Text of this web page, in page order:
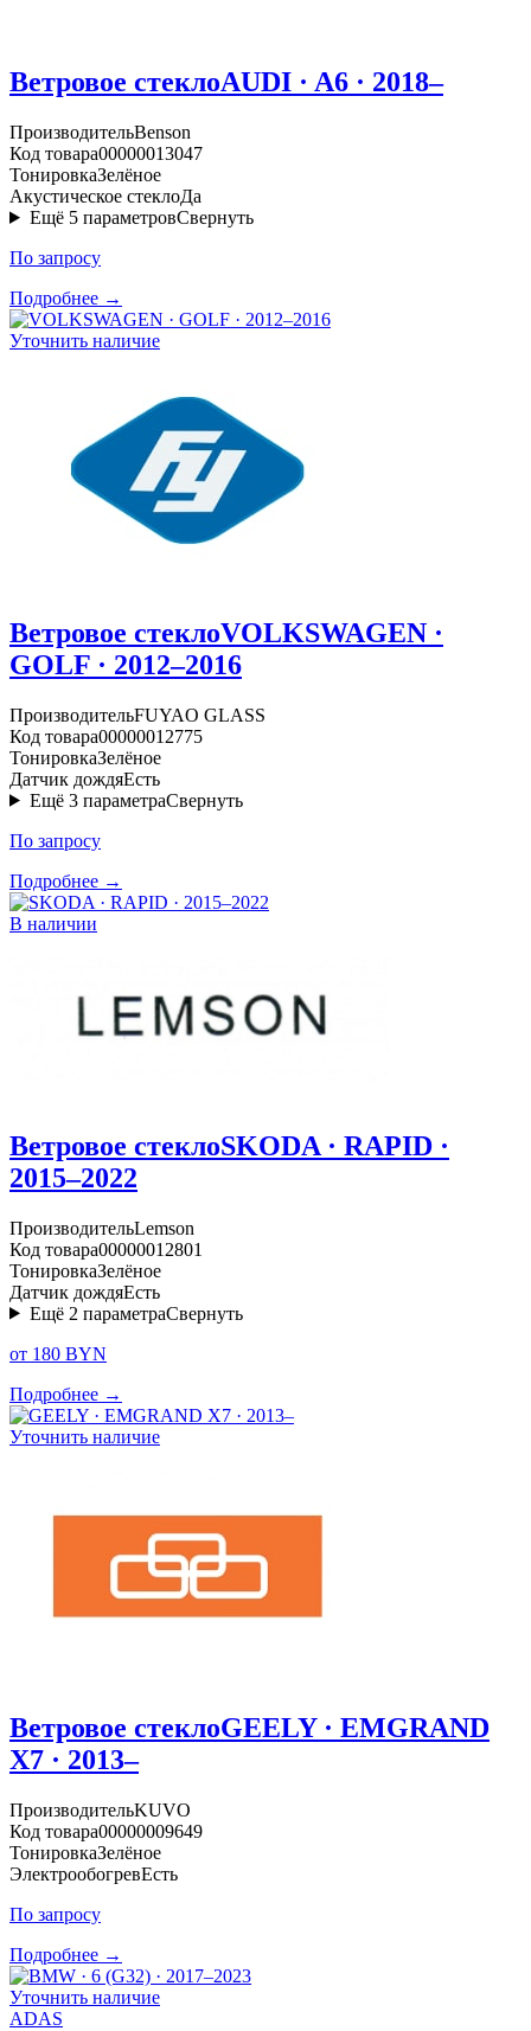
Ветровое стеклоAUDI · A6 · 2018–
ПроизводительBenson
Код товара00000013047
ТонировкаЗелёное
Акустическое стеклоДа
Ещё 5 параметровСвернуть
По запросу
Подробнее →
Уточнить наличие
Ветровое стеклоVOLKSWAGEN ·
GOLF · 2012–2016
ПроизводительFUYAO GLASS
Код товара00000012775
ТонировкаЗелёное
Датчик дождяЕсть
Ещё 3 параметраСвернуть
По запросу
Подробнее →
В наличии
Ветровое стеклоSKODA · RAPID ·
2015–2022
ПроизводительLemson
Код товара00000012801
ТонировкаЗелёное
Датчик дождяЕсть
Ещё 2 параметраСвернуть
от 180 BYN
Подробнее →
Уточнить наличие
Ветровое стеклоGEELY · EMGRAND
X7 · 2013–
ПроизводительKUVO
Код товара00000009649
ТонировкаЗелёное
ЭлектрообогревЕсть
По запросу
Подробнее →
Уточнить наличие
ADAS